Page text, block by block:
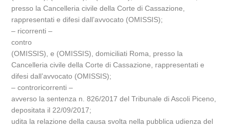
presso la Cancelleria civile della Corte di Cassazione,
rappresentati e difesi dall’avvocato (OMISSIS);
– ricorrenti –
contro
(OMISSIS), e (OMISSIS), domiciliati Roma, presso la
Cancelleria civile della Corte di Cassazione, rappresentati e
difesi dall’avvocato (OMISSIS);
– controricorrenti –
avverso la sentenza n. 826/2017 del Tribunale di Ascoli Piceno,
depositata il 22/09/2017;
udita la relazione della causa svolta nella pubblica udienza del